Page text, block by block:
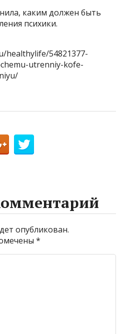
каким должен быть
психики.
healthylife/54821377-
utrenniy-kofe-
опубликован.
*